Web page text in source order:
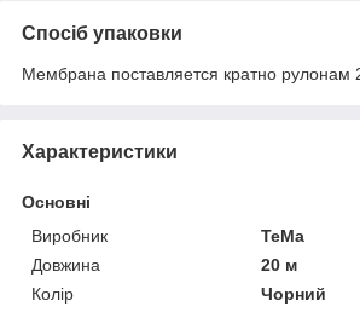
Спосіб упаковки
Мембрана поставляется кратно рулонам
Характеристики
Основні
Виробник
ТеМа
Довжина
20 м
Колір
Чорний